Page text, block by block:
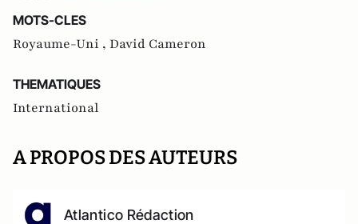
MOTS-CLES
Royaume-Uni , David Cameron
THEMATIQUES
International
A PROPOS DES AUTEURS
Atlantico Rédaction